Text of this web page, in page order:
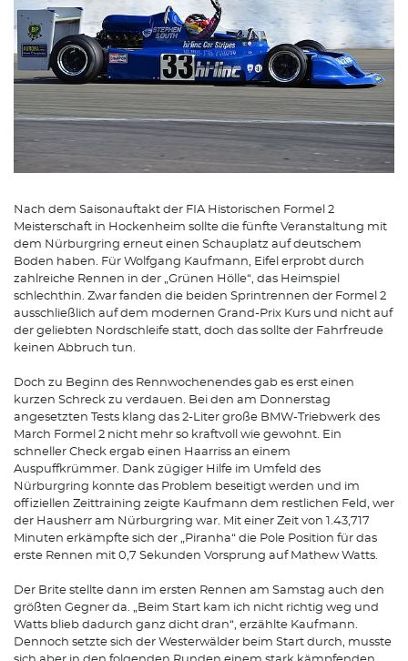
Nach dem Saisonauftakt der FIA Historischen Formel 2
Meisterschaft in Hockenheim sollte die fünfte Veranstaltung mit
dem Nürburgring erneut einen Schauplatz auf deutschem
Boden haben. Für Wolfgang Kaufmann, Eifel erprobt durch
zahlreiche Rennen in der „Grünen Hölle“, das Heimspiel
schlechthin. Zwar fanden die beiden Sprintrennen der Formel 2
ausschließlich auf dem modernen Grand-Prix Kurs und nicht auf
der geliebten Nordschleife statt, doch das sollte der Fahrfreude
keinen Abbruch tun.
Doch zu Beginn des Rennwochenendes gab es erst einen
kurzen Schreck zu verdauen. Bei den am Donnerstag
angesetzten Tests klang das 2-Liter große BMW-Triebwerk des
March Formel 2 nicht mehr so kraftvoll wie gewohnt. Ein
schneller Check ergab einen Haarriss an einem
Auspuffkrümmer. Dank zügiger Hilfe im Umfeld des
Nürburgring konnte das Problem beseitigt werden und im
offiziellen Zeittraining zeigte Kaufmann dem restlichen Feld, wer
der Hausherr am Nürburgring war. Mit einer Zeit von 1.43,717
Minuten erkämpfte sich der „Piranha“ die Pole Position für das
erste Rennen mit 0,7 Sekunden Vorsprung auf Mathew Watts.
Der Brite stellte dann im ersten Rennen am Samstag auch den
größten Gegner da. „Beim Start kam ich nicht richtig weg und
Watts blieb dadurch ganz dicht dran“, erzählte Kaufmann.
Dennoch setzte sich der Westerwälder beim Start durch, musste